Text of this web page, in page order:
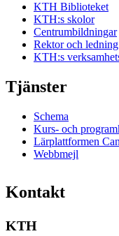
KTH Biblioteket
KTH:s skolor
Centrumbildningar
Rektor och ledning
KTH:s
Tjänster
Schema
Kurs- och
Lärplattformen
Webbmejl
Kontakt
KTH